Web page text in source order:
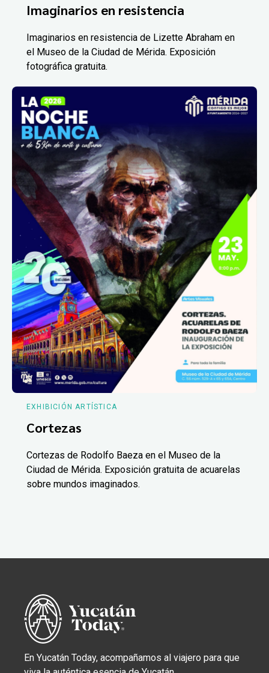
Imaginarios en resistencia
Imaginarios en resistencia de Lizette Abraham en
el Museo de la Ciudad de Mérida. Exposición
fotográfica gratuita.
EXHIBICIÓN ARTÍSTICA
Cortezas
Cortezas de Rodolfo Baeza en el Museo de la
Ciudad de Mérida. Exposición gratuita de acuarelas
sobre mundos imaginados.
En Yucatán Today, acompañamos al viajero para que